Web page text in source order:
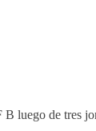
luego de tres